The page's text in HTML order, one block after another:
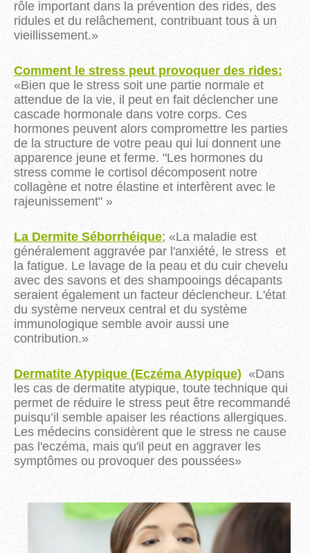
rôle important dans la prévention des rides, des
ridules et du relâchement, contribuant tous à un
vieillissement.»
Comment le stress peut provoquer des rides:
«Bien que le stress soit une partie normale et
attendue de la vie, il peut en fait déclencher une
cascade hormonale dans votre corps. Ces
hormones peuvent alors compromettre les parties
de la structure de votre peau qui lui donnent une
apparence jeune et ferme. "Les hormones du
stress comme le cortisol décomposent notre
collagène et notre élastine et interfèrent avec le
rajeunissement" »
La Dermite Séborrhéique; «La maladie est
généralement aggravée par l'anxiété, le stress et
la fatigue. Le lavage de la peau et du cuir chevelu
avec des savons et des shampooings décapants
seraient également un facteur déclencheur. L'état
du système nerveux central et du système
immunologique semble avoir aussi une
contribution.»
Dermatite Atypique (Eczéma Atypique) «Dans
les cas de dermatite atypique, toute technique qui
permet de réduire le stress peut être recommandé
puisqu’il semble apaiser les réactions allergiques.
Les médecins considèrent que le stress ne cause
pas l'eczéma, mais qu'il peut en aggraver les
symptômes ou provoquer des poussées»